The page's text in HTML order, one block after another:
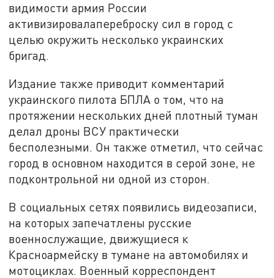
видимости армия России
активизировалапереброску сил в город с
целью окружить несколько украинских
бригад.
Издание также приводит комментарий
украинского пилота БПЛА о том, что на
протяжении нескольких дней плотный туман
делал дроны ВСУ практически
бесполезными. Он также отметил, что сейчас
город в основном находится в серой зоне, не
подконтрольной ни одной из сторон.
В социальных сетях появились видеозаписи,
на которых запечатлены русские
военнослужащие, движущиеся к
Красноармейску в тумане на автомобилях и
мотоциклах. Военный корреспондент